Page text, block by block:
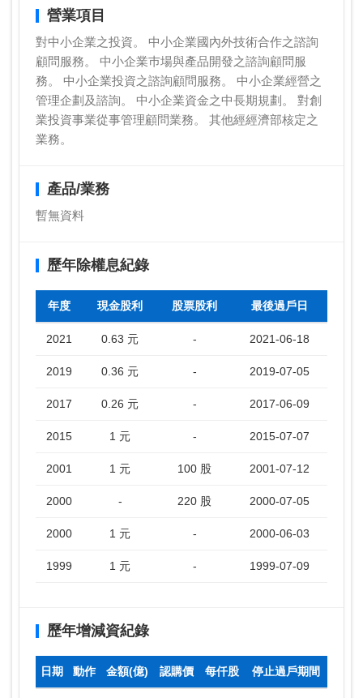
營業項目
對中小企業之投資。 中小企業國內外技術合作之諮詢
顧問服務。 中小企業巿場與產品開發之諮詢顧問服
務。 中小企業投資之諮詢顧問服務。 中小企業經營之
管理企劃及諮詢。 中小企業資金之中長期規劃。 對創
業投資事業從事管理顧問業務。 其他經經濟部核定之
業務。
產品/業務
暫無資料
歷年除權息紀錄
年度 現金股利 股票股利 最後過戶日
2021 0.63 元 - 2021-06-18
2019 0.36 元 - 2019-07-05
2017 0.26 元 - 2017-06-09
2015 1 元 - 2015-07-07
2001 1 元 100 股 2001-07-12
2000 - 220 股 2000-07-05
2000 1 元 - 2000-06-03
1999 1 元 - 1999-07-09
歷年增減資紀錄
日期 動作 金額(億) 認購價 每仟股 停止過戶期間